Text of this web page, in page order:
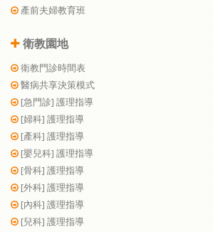
產前夫婦教育班
衛教園地
衛教門診時間表
醫病共享決策模式
[急門診] 護理指導
[婦科] 護理指導
[產科] 護理指導
[嬰兒科] 護理指導
[骨科] 護理指導
[外科] 護理指導
[內科] 護理指導
[兒科] 護理指導